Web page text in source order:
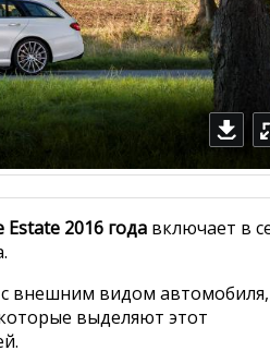
Estate 2016 года включает в
внешним видом автомобиля,
выделяют этот